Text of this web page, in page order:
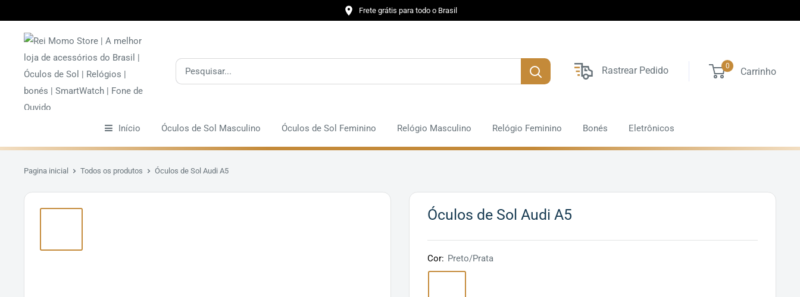
Frete grátis para todo o Brasil
Rastrear Pedido 0 Carrinho
Início Óculos de Sol Masculino Óculos de Sol Feminino Relógio Masculino Relógio Feminino Bonés Eletrônicos
Pagina inicial Todos os produtos Óculos de Sol Audi A5
Óculos de Sol Audi A5
Cor: Preto/Prata